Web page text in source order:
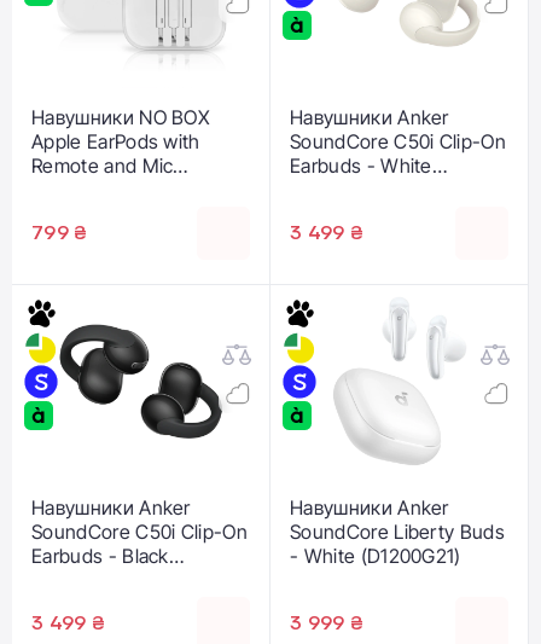
Навушники NO BOX
Apple EarPods with
Remote and Mic
799 ₴
Навушники Anker
SoundCore C50i Clip-On
Earbuds - White
3 499 ₴
Навушники Anker
SoundCore C50i Clip-On
Earbuds - Black
3 499 ₴
Навушники Anker
SoundCore Liberty Buds
- White (D1200G21)
3 999 ₴